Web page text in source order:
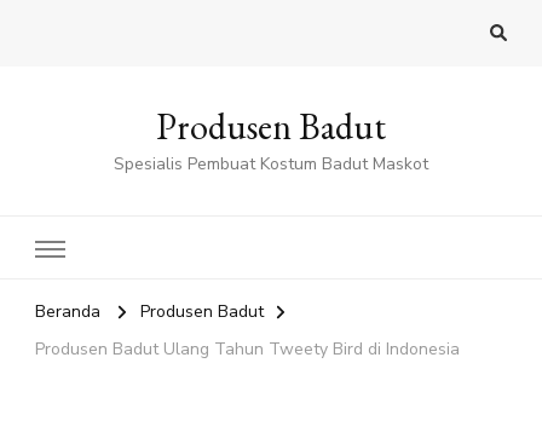
Produsen Badut
Spesialis Pembuat Kostum Badut Maskot
Beranda
Produsen Badut
Produsen Badut Ulang Tahun Tweety Bird di Indonesia